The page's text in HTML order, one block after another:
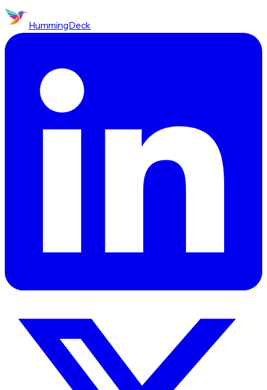
HummingDeck